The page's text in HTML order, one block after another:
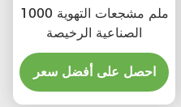
1000 ملم مشجعات التهوية
الصناعية الرخيصة
احصل على أفضل سعر